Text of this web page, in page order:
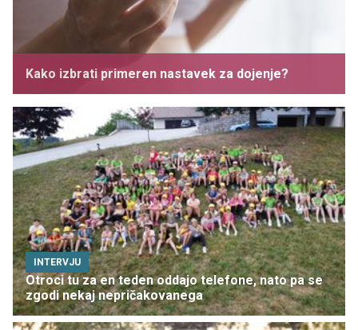
Kako izbrati primeren nastavek za dojenje?
INTERVJU
Otroci tu za en teden oddajo telefone, nato pa se
zgodi nekaj nepričakovanega